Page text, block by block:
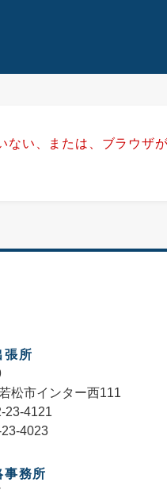
い、または、ブラウザ
張所
松市インター西111
23-4121
4023
事務所